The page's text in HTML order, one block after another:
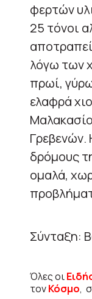
φερτών
25 τόνοι
λόγω των
πρωί,
ελαφρά
Γρεβενών.
δρόμους
ομαλά,
Σύνταξη:
Όλες οι
τονΚόσμο,